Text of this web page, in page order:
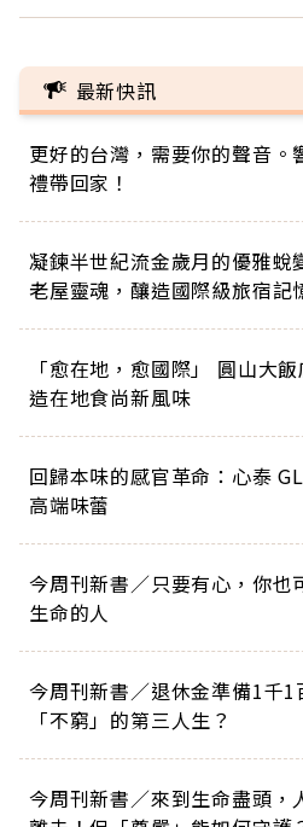
最新快訊
更好的台灣，需要你的聲音。
禮帶回家！
凝鍊半世紀流金歲月的優雅蛻
老屋靈魂，釀造國際級旅宿記
「愈在地，愈國際」 圓山大
造在地食尚新風味
回歸本味的感官革命：心泰
高端味蕾
今周刊新書／只要有心，你也
生命的人
今周刊新書／退休金準備1千
「不窮」的第三人生？
今周刊新書／來到生命盡頭，